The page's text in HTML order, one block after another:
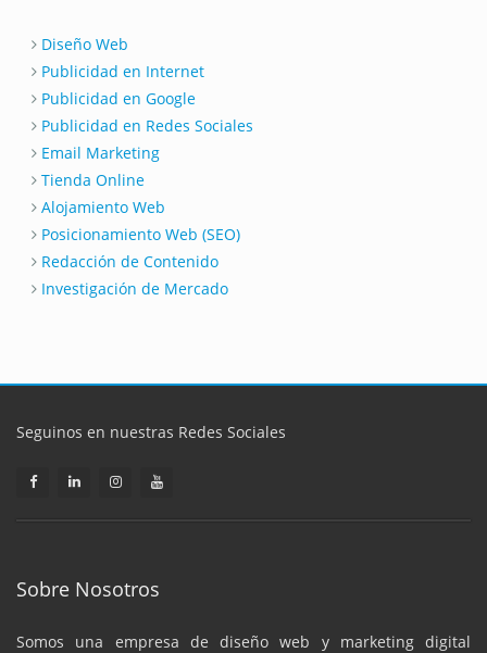
Diseño Web
Publicidad en Internet
Publicidad en Google
Publicidad en Redes Sociales
Email Marketing
Tienda Online
Alojamiento Web
Posicionamiento Web (SEO)
Redacción de Contenido
Investigación de Mercado
Seguinos en nuestras Redes Sociales
Sobre Nosotros
Somos una empresa de diseño web y marketing digital